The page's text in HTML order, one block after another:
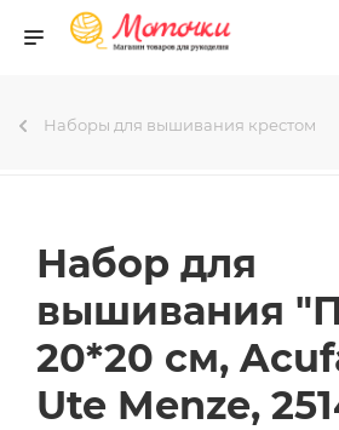
Наборы для вышивания крестом
Набор для
вышивания
20*20 см,
Ute Menze,